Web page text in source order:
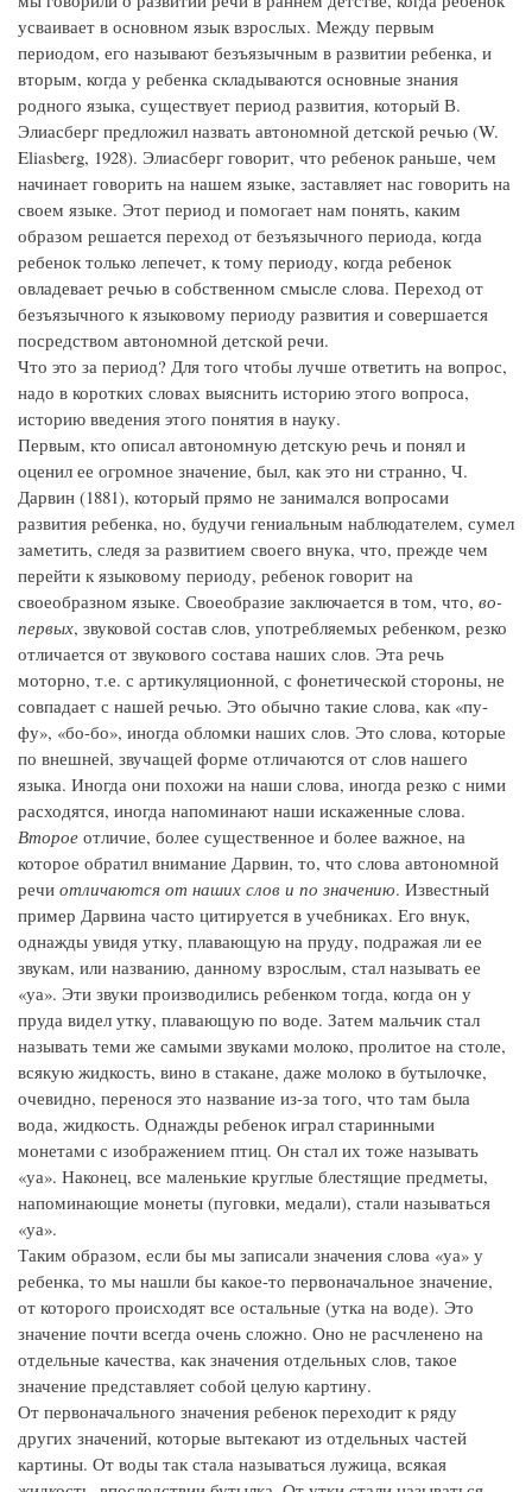
усваивает в основном язык взрослых. Между первым
периодом, его называют безъязычным в развитии ребенка, и
вторым, когда у ребенка складываются основные знания
родного языка, существует период развития, который В.
Элиасберг предложил назвать автономной детской речью (W.
Eliasberg, 1928). Элиасберг говорит, что ребенок раньше, чем
начинает говорить на нашем языке, заставляет нас говорить на
своем языке. Этот период и помогает нам понять, каким
образом решается переход от безъязычного периода, когда
ребенок только лепечет, к тому периоду, когда ребенок
овладевает речью в собственном смысле слова. Переход от
безъязычного к языковому периоду развития и совершается
посредством автономной детской речи.
Что это за период? Для того чтобы лучше ответить на вопрос,
надо в коротких словах выяснить историю этого вопроса,
историю введения этого понятия в науку.
Первым, кто описал автономную детскую речь и понял и
оценил ее огромное значение, был, как это ни странно, Ч.
Дарвин (1881), который прямо не занимался вопросами
развития ребенка, но, будучи гениальным наблюдателем, сумел
заметить, следя за развитием своего внука, что, прежде чем
перейти к языковому периоду, ребенок говорит на
своеобразном языке. Своеобразие заключается в том, что, во-
первых, звуковой состав слов, употребляемых ребенком, резко
отличается от звукового состава наших слов. Эта речь
моторно, т.е. с артикуляционной, с фонетической стороны, не
совпадает с нашей речью. Это обычно такие слова, как «пу-
фу», «бо-бо», иногда обломки наших слов. Это слова, которые
по внешней, звучащей форме отличаются от слов нашего
языка. Иногда они похожи на наши слова, иногда резко с ними
расходятся, иногда напоминают наши искаженные слова.
Второе отличие, более существенное и более важное, на
которое обратил внимание Дарвин, то, что слова автономной
речи отличаются от наших слов и по значению. Известный
пример Дарвина часто цитируется в учебниках. Его внук,
однажды увидя утку, плавающую на пруду, подражая ли ее
звукам, или названию, данному взрослым, стал называть ее
«уа». Эти звуки производились ребенком тогда, когда он у
пруда видел утку, плавающую по воде. Затем мальчик стал
называть теми же самыми звуками молоко, пролитое на столе,
всякую жидкость, вино в стакане, даже молоко в бутылочке,
очевидно, перенося это название из-за того, что там была
вода, жидкость. Однажды ребенок играл старинными
монетами с изображением птиц. Он стал их тоже называть
«уа». Наконец, все маленькие круглые блестящие предметы,
напоминающие монеты (пуговки, медали), стали называться
«уа».
Таким образом, если бы мы записали значения слова «уа» у
ребенка, то мы нашли бы какое-то первоначальное значение,
от которого происходят все остальные (утка на воде). Это
значение почти всегда очень сложно. Оно не расчленено на
отдельные качества, как значения отдельных слов, такое
значение представляет собой целую картину.
От первоначального значения ребенок переходит к ряду
других значений, которые вытекают из отдельных частей
картины. От воды так стала называться лужица, всякая